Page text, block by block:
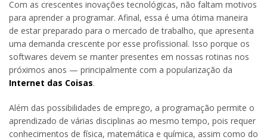
Com as crescentes inovações tecnológicas, não faltam motivos
para aprender a programar. Afinal, essa é uma ótima maneira
de estar preparado para o mercado de trabalho, que apresenta
uma demanda crescente por esse profissional. Isso porque os
softwares devem se manter presentes em nossas rotinas nos
próximos anos — principalmente com a popularização da
Internet das Coisas.
Além das possibilidades de emprego, a programação permite o
aprendizado de várias disciplinas ao mesmo tempo, pois requer
conhecimentos de física, matemática e química, assim como do